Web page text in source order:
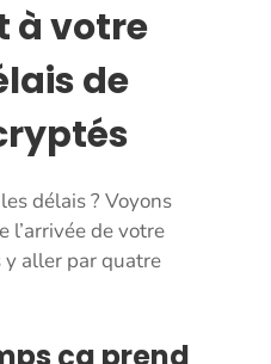
à votre
de
délais ? Voyons
l’arrivée de votre
y aller par quatre